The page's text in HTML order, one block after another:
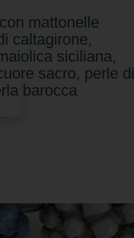
mattonelle
caltagirone,
siciliana,
sacro, perle di
barocca